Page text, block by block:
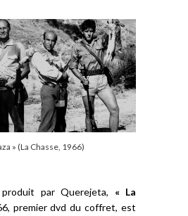
» (La Chasse, 1966)
par Querejeta, « La
premier dvd du coffret, est